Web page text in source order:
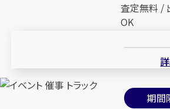
査定無料 /
OK
期間